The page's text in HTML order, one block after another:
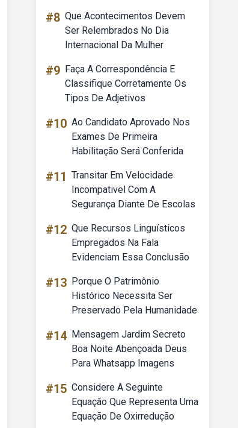
#8 Que Acontecimentos Devem
Ser Relembrados No Dia
Internacional Da Mulher
#9 Faça A Correspondência E
Classifique Corretamente Os
Tipos De Adjetivos
#10 Ao Candidato Aprovado Nos
Exames De Primeira
Habilitação Será Conferida
#11 Transitar Em Velocidade
Incompativel Com A
Segurança Diante De Escolas
#12 Que Recursos Linguísticos
Empregados Na Fala
Evidenciam Essa Conclusão
#13 Porque O Patrimônio
Histórico Necessita Ser
Preservado Pela Humanidade
#14 Mensagem Jardim Secreto
Boa Noite Abençoada Deus
Para Whatsapp Imagens
#15 Considere A Seguinte
Equação Que Representa Uma
Equação De Oxirredução